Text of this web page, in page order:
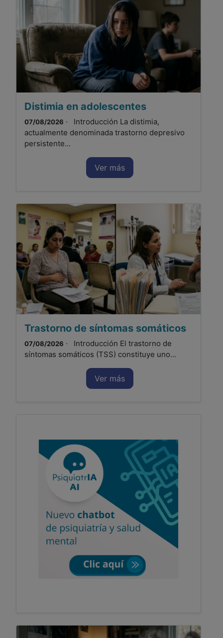
Distimia en adolescentes
07/08/2026 · Introducción La distimia,
actualmente denominada trastorno depresivo
persistente...
Ver más
Trastorno de síntomas somáticos
07/08/2026 · Introducción El trastorno de
síntomas somáticos (TSS) constituye uno...
Ver más